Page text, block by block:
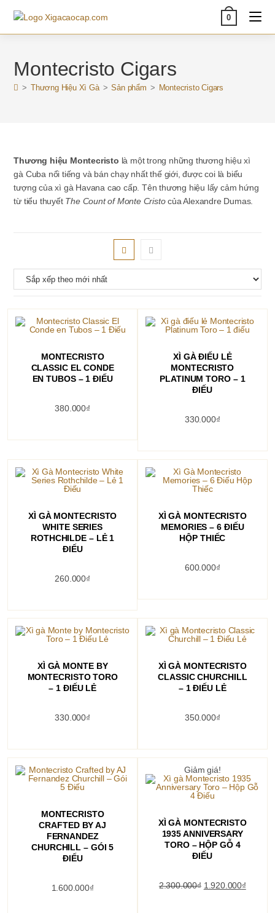
content
0
Montecristo Cigars
> Thương Hiệu Xì Gà > Sản phẩm > Montecristo Cigars
Thương hiệu Montecristo là một trong những thương hiệu xì
gà Cuba nổi tiếng và bán chạy nhất thế giới, được coi là biểu
tượng của xì gà Havana cao cấp. Tên thương hiệu lấy cảm hứng
từ tiểu thuyết The Count of Monte Cristocủa Alexandre Dumas.
MONTECRISTO
CLASSIC EL CONDE
EN TUBOS – 1 ĐIẾU
380.000₫
THÊM VÀO GIỎ HÀNG
XÌ GÀ ĐIẾU LẺ
MONTECRISTO
PLATINUM TORO – 1
ĐIẾU
330.000₫
THÊM VÀO GIỎ HÀNG
XÌ GÀ MONTECRISTO
WHITE SERIES
ROTHCHILDE – LẺ 1
ĐIẾU
260.000₫
THÊM VÀO GIỎ HÀNG
XÌ GÀ MONTECRISTO
MEMORIES – 6 ĐIẾU
HỘP THIẾC
600.000₫
THÊM VÀO GIỎ HÀNG
XÌ GÀ MONTE BY
MONTECRISTO TORO
– 1 ĐIẾU LẺ
330.000₫
THÊM VÀO GIỎ HÀNG
XÌ GÀ MONTECRISTO
CLASSIC CHURCHILL
– 1 ĐIẾU LẺ
350.000₫
MONTECRISTO
CRAFTED BY AJ
FERNANDEZ
CHURCHILL – GÓI 5
ĐIẾU
1.600.000₫
Giảm giá!
THÊM VÀO GIỎ HÀNG
XÌ GÀ MONTECRISTO
1935 ANNIVERSARY
TORO – HỘP GỖ 4
ĐIẾU
2.300.000₫ Giá
gốc
1.920.000₫Giá
hiện